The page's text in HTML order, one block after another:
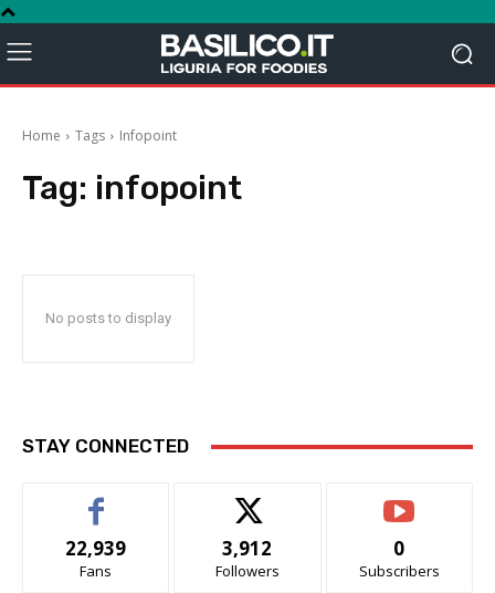
Home Tags Infopoint
Tag: infopoint
No posts to display
STAY CONNECTED
22,939
Fans
3,912
Followers
0
Subscribers